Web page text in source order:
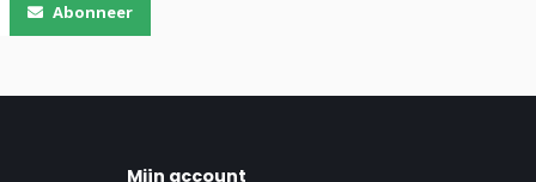
Abonneer
Mijn account